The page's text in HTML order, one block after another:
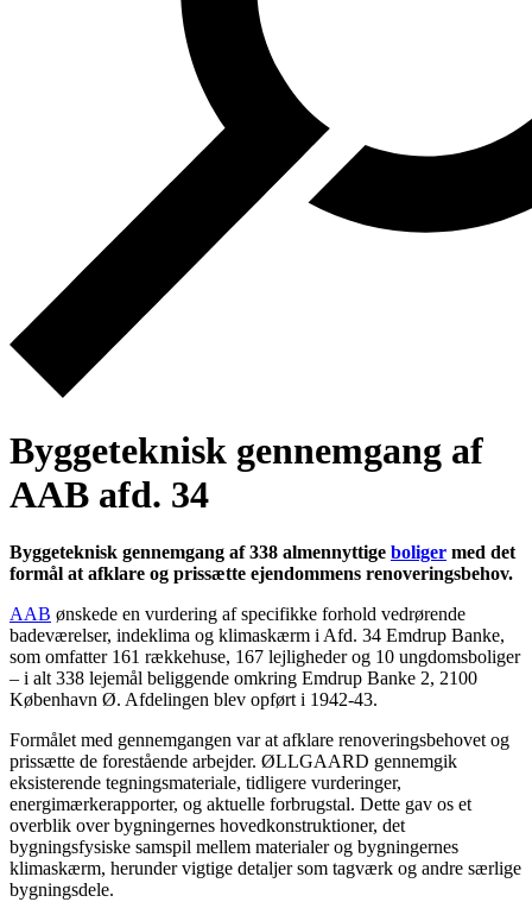
Byggeteknisk gennemgang af
AAB afd. 34
Byggeteknisk gennemgang af 338 almennyttige boliger med det
formål at afklare og prissætte ejendommens renoveringsbehov.
AAB ønskede en vurdering af specifikke forhold vedrørende
badeværelser, indeklima og klimaskærm i Afd. 34 Emdrup Banke,
som omfatter 161 rækkehuse, 167 lejligheder og 10 ungdomsboliger
– i alt 338 lejemål beliggende omkring Emdrup Banke 2, 2100
København Ø. Afdelingen blev opført i 1942-43.
Formålet med gennemgangen var at afklare renoveringsbehovet og
prissætte de forestående arbejder. ØLLGAARD gennemgik
eksisterende tegningsmateriale, tidligere vurderinger,
energimærkerapporter, og aktuelle forbrugstal. Dette gav os et
overblik over bygningernes hovedkonstruktioner, det
bygningsfysiske samspil mellem materialer og bygningernes
klimaskærm, herunder vigtige detaljer som tagværk og andre særlige
bygningsdele.